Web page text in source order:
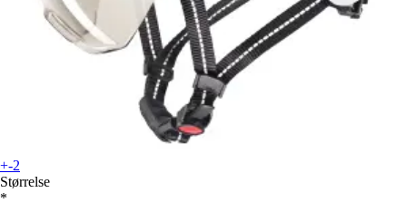
+-2
Størrelse
*